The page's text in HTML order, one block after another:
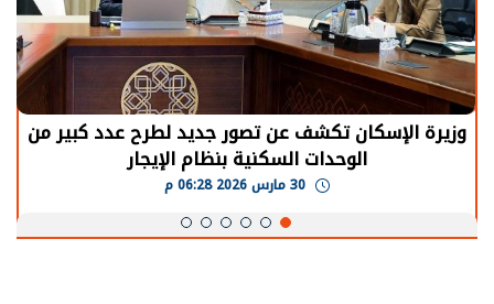
الرئيس السيسي: توقف الأنشطة في قطاع الطاقة
يحتاج إلى سنوات لعودة معدلات الإنتاج الطبيعية